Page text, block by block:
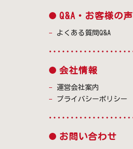
Q&A・お客様の声
よくある質問Q&A
会社情報
運営会社案内
プライバシーポリシー
お問い合わせ